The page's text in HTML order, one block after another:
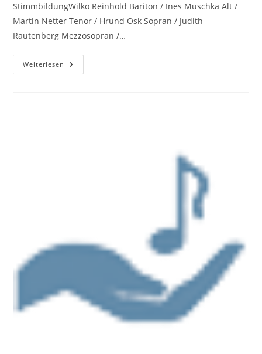
StimmbildungWilko Reinhold Bariton / Ines Muschka Alt /
Martin Netter Tenor / Hrund Osk Sopran / Judith
Rautenberg Mezzosopran /…
Weiterlesen Künstlerinnen
Und